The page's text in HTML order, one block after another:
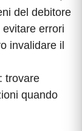
del debitore
evitare errori
invalidare il
: trovare
quando